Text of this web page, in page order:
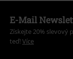
E-Mail
Získejte 20% slevový
teď! Více